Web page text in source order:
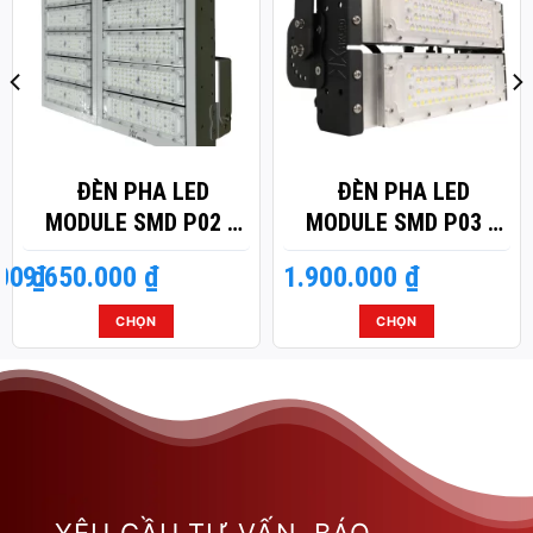
ĐÈN PHA LED
MODULE SMD P02 –
CÔNG SUẤT 600W
9.650.000 ₫
CHỌN
Sản
có
nhiều
Các
ĐÈN PHA LED
MODULE SMD P03 –
CÔNG SUẤT 100W
1.900.000 ₫
CHỌN
Sản
nhiều
biến
thể.
₫